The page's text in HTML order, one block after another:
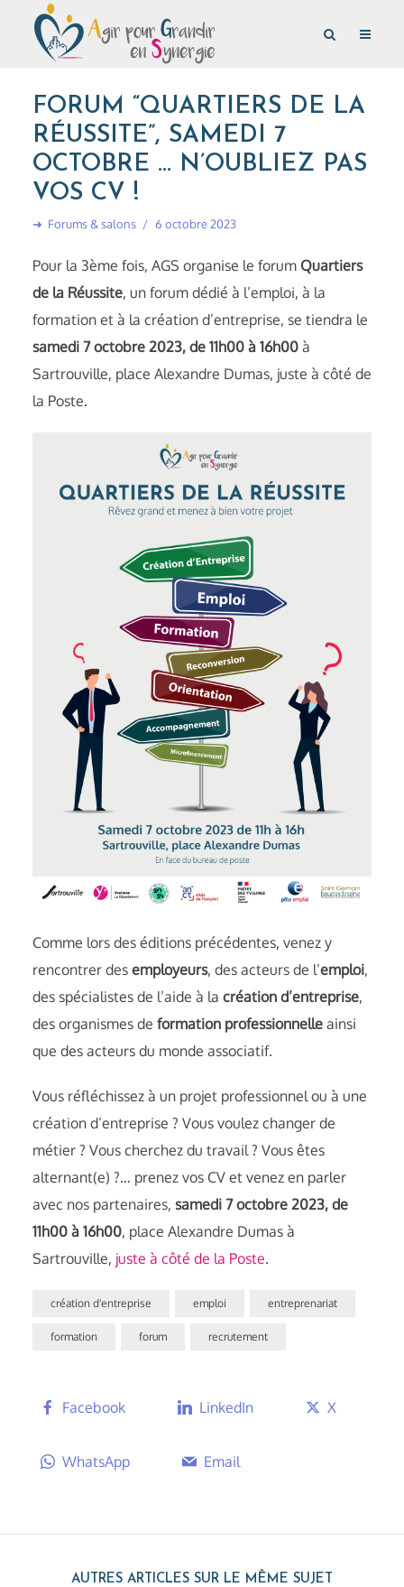
FORUM “QUARTIERS DE LA
RÉUSSITE”, SAMEDI 7
OCTOBRE … N’OUBLIEZ PAS
VOS CV !
➜ Forums & salons 6 octobre 2023
Pour la 3ème fois, AGS organise le forum Quartiers
de la Réussite, un forum dédié à l’emploi, à la
formation et à la création d’entreprise, se tiendra le
samedi 7 octobre 2023, de 11h00 à 16h00à
Sartrouville, place Alexandre Dumas, juste à côté de
la Poste.
Comme lors des éditions précédentes, venez y
rencontrer des employeurs, des acteurs de l’emploi,
des spécialistes de l’aide à la création d’entreprise,
des organismes de formation professionnelleainsi
que des acteurs du monde associatif.
Vous réfléchissez à un projet professionnel ou à une
création d’entreprise ? Vous voulez changer de
métier ? Vous cherchez du travail ? Vous êtes
alternant(e) ?… prenez vos CV et venez en parler
avec nos partenaires, samedi 7 octobre 2023, de
11h00 à 16h00, place Alexandre Dumas à
Sartrouville, juste à côté de la Poste.
création d'entreprise emploi entreprenariat
formation forum recrutement
Facebook LinkedIn X
WhatsApp Email
AUTRES ARTICLES SUR LE MÊME SUJET